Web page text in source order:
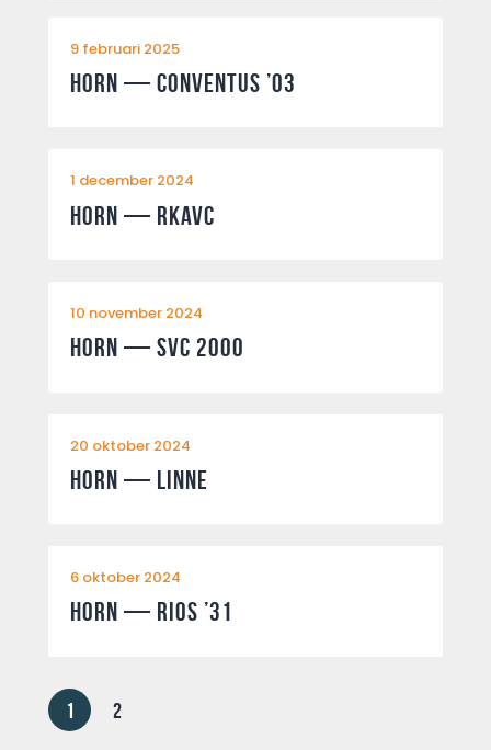
9 februari 2025
Horn — Conventus ’03
1 december 2024
Horn — RKAVC
10 november 2024
Horn — SVC 2000
20 oktober 2024
Horn — Linne
6 oktober 2024
Horn — RIOS ’31
1 2